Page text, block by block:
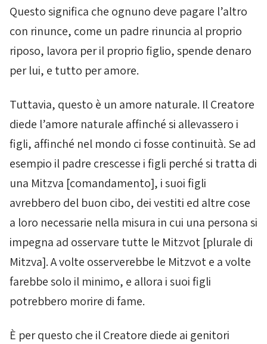
Questo significa che ognuno deve pagare l’altro
con rinunce, come un padre rinuncia al proprio
riposo, lavora per il proprio figlio, spende denaro
per lui, e tutto per amore.
Tuttavia, questo è un amore naturale. Il Creatore
diede l’amore naturale affinché si allevassero i
figli, affinché nel mondo ci fosse continuità. Se ad
esempio il padre crescesse i figli perché si tratta di
una Mitzva [comandamento], i suoi figli
avrebbero del buon cibo, dei vestiti ed altre cose
a loro necessarie nella misura in cui una persona si
impegna ad osservare tutte le Mitzvot [plurale di
Mitzva]. A volte osserverebbe le Mitzvote a volte
farebbe solo il minimo, e allora i suoi figli
potrebbero morire di fame.
È per questo che il Creatore diede ai genitori